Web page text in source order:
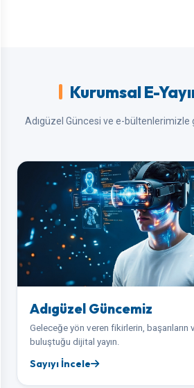
Kurumsal E-
Adıgüzel Güncesi ve e-bültenlerimizle
Adıgüzel Güncemiz
Geleceğe yön veren fikirlerin, başarıların
buluştuğu dijital yayın.
Sayıyı İncele